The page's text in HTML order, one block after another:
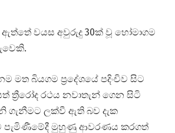
වයස අවුරුදු 30ක් වූ හෝමාගම
මත බියගම ප්‍රදේශයේ පදිංචිව සිට
ත්‍රීරෝද රථය නවාතැන් ගෙන සිටි
ගැනීමට ලක්වී ඇති බව දැක
පැමිණීමේදී මුහුණු ආවරණය කරගත්